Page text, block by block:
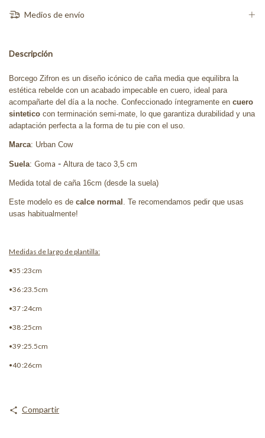
Medios de envío
Descripción
Borcego Zifron es un diseño icónico de caña media que equilibra la
estética rebelde con un acabado impecable en cuero, ideal para
acompañarte del día a la noche. Confeccionado íntegramente en cuero
sintetico con terminación semi-mate, lo que garantiza durabilidad y una
adaptación perfecta a la forma de tu pie con el uso.
Marca: Urban Cow
Suela: Goma - Altura de taco 3,5 cm
Medida total de caña 16cm (desde la suela)
Este modelo es de calce normal . Te recomendamos pedir que usas
usas habitualmente!
Medidas de largo de plantilla:
•35 :23cm
•36 :23.5cm
•37 :24cm
•38 :25cm
•39 :25.5cm
•40 :26cm
Compartir